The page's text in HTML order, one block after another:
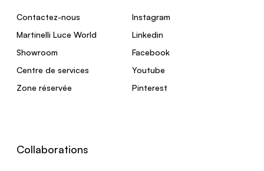
Contactez-nous
Martinelli Luce World
Showroom
Centre de services
Zone réservée
Instagram
Linkedin
Facebook
Youtube
Pinterest
Collaborations